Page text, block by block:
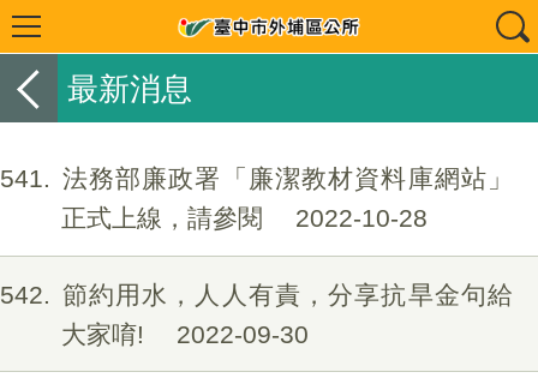
最新消息
541
法務部廉政署「廉潔教材資料庫網站」
正式上線，請參閱
2022-10-28
542
節約用水，人人有責，分享抗旱金句給
大家唷!
2022-09-30